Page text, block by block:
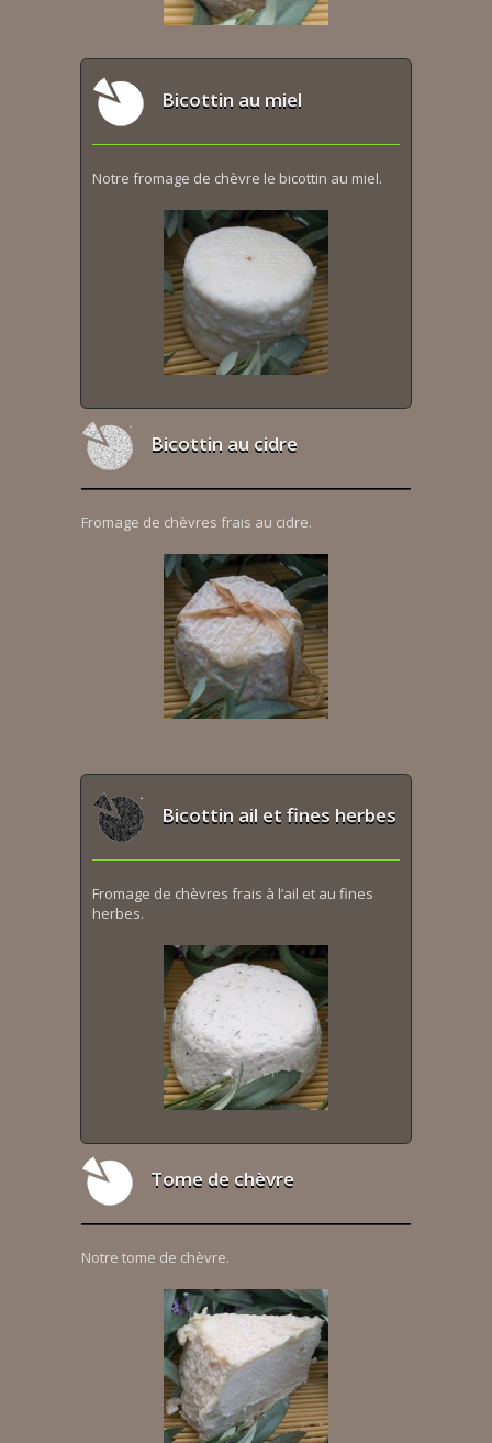
Bicottin au miel
Notre fromage de chèvre le bicottin au miel.
Bicottin au cidre
Fromage de chèvres frais au cidre.
Bicottin ail et fines herbes
Fromage de chèvres frais à l’ail et au fines
herbes.
Tome de chèvre
Notre tome de chèvre.